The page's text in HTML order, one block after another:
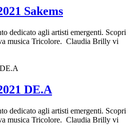
Sakems
dedicato agli artisti emergenti. Scopri
musica Tricolore. Claudia Brilly vi
DE.A
dedicato agli artisti emergenti. Scopri
musica Tricolore. Claudia Brilly vi